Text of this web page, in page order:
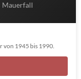
Mauerfall
von 1945 bis 1990.